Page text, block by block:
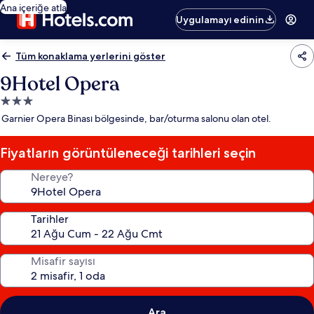
Ana içeriğe atla
Uygulamayı edinin
Tüm konaklama yerlerini göster
9Hotel Opera
3.0
yıldızlı
yeri
Garnier Opera Binası bölgesinde, bar/oturma salonu olan otel.
Fiyatların görüntüleneceği tarihleri seçin
Nereye?
Tarihler
Misafir sayısı